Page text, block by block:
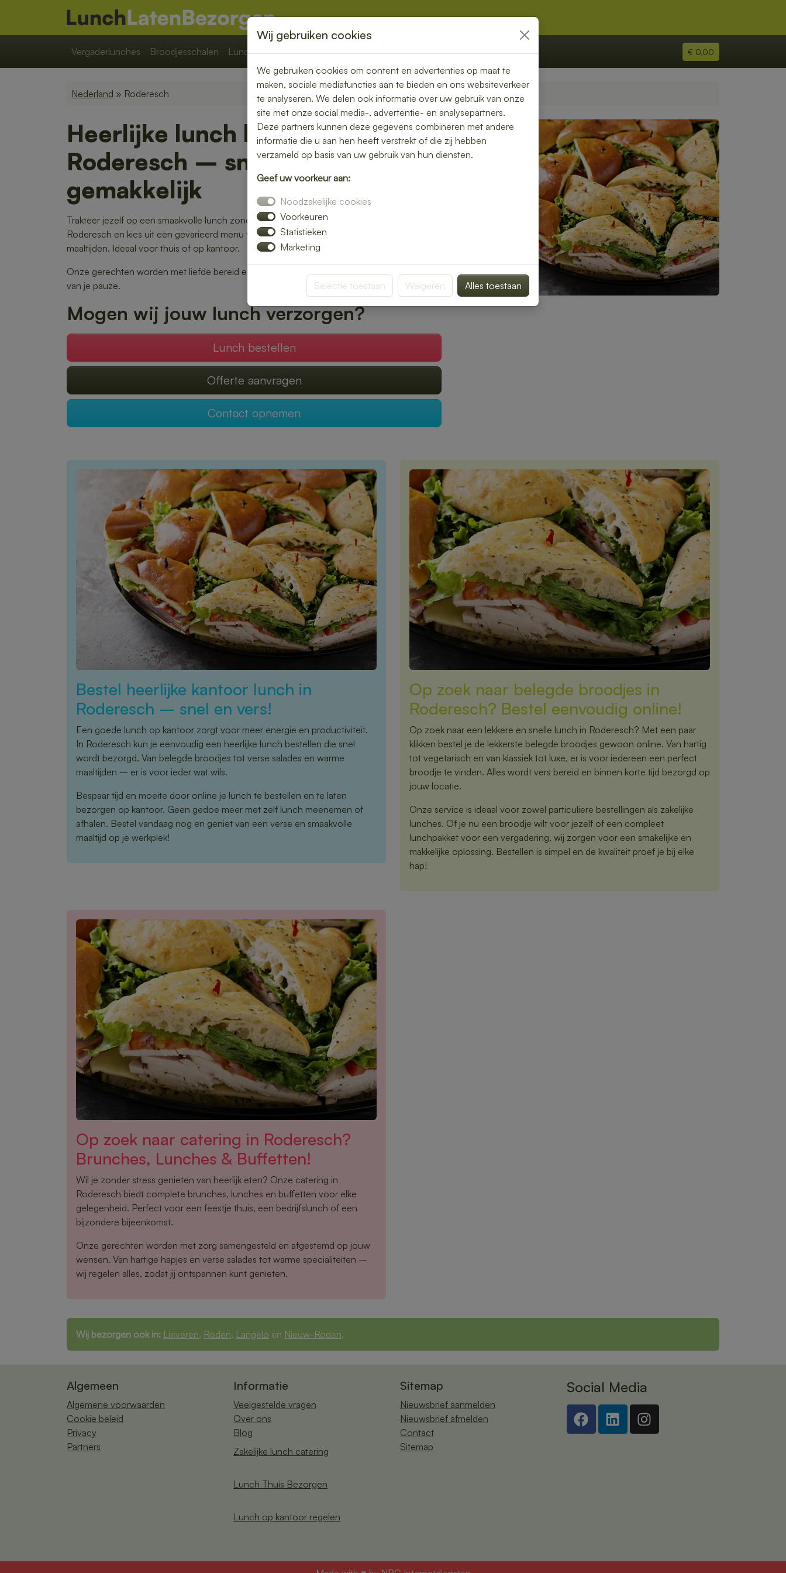
Vergaderlunches Broodjesschalen Lunchpakketten Overige € 0,00
Nederland » Roderesch
Heerlijke lunch bezorgen in
Roderesch – snel, vers en
gemakkelijk
Trakteer jezelf op een smaakvolle lunch zonder moeite. Laat je lunch bezorgen in
Roderesch en kies uit een gevarieerd menu van verse broodjes, gezonde salades en warme
maaltijden. Ideaal voor thuis of op kantoor.
Onze gerechten worden met liefde bereid en snel geleverd, zodat jij optimaal kunt genieten
van je pauze.
Mogen wij jouw lunch verzorgen?
Lunch bestellen
Offerte aanvragen
Contact opnemen
Bestel heerlijke kantoor lunch in
Roderesch – snel en vers!
Een goede lunch op kantoor zorgt voor meer energie en productiviteit.
In Roderesch kun je eenvoudig een heerlijke lunch bestellen die snel
wordt bezorgd. Van belegde broodjes tot verse salades en warme
maaltijden – er is voor ieder wat wils.
Bespaar tijd en moeite door online je lunch te bestellen en te laten
bezorgen op kantoor. Geen gedoe meer met zelf lunch meenemen of
afhalen. Bestel vandaag nog en geniet van een verse en smaakvolle
maaltijd op je werkplek!
Op zoek naar belegde broodjes in
Roderesch? Bestel eenvoudig online!
Op zoek naar een lekkere en snelle lunch in Roderesch? Met een paar
klikken bestel je de lekkerste belegde broodjes gewoon online. Van hartig
tot vegetarisch en van klassiek tot luxe, er is voor iedereen een perfect
broodje te vinden. Alles wordt vers bereid en binnen korte tijd bezorgd op
jouw locatie.
Onze service is ideaal voor zowel particuliere bestellingen als zakelijke
lunches. Of je nu een broodje wilt voor jezelf of een compleet
lunchpakket voor een vergadering, wij zorgen voor een smakelijke en
makkelijke oplossing. Bestellen is simpel en de kwaliteit proef je bij elke
hap!
Op zoek naar catering in Roderesch?
Brunches, Lunches & Buffetten!
Wil je zonder stress genieten van heerlijk eten? Onze catering in
Roderesch biedt complete brunches, lunches en buffetten voor elke
gelegenheid. Perfect voor een feestje thuis, een bedrijfslunch of een
bijzondere bijeenkomst.
Onze gerechten worden met zorg samengesteld en afgestemd op jouw
wensen. Van hartige hapjes en verse salades tot warme specialiteiten –
wij regelen alles, zodat jij ontspannen kunt genieten.
Wij bezorgen ook in: Lieveren, Roden, Langelo en Nieuw-Roden.
Algemeen
Algemene voorwaarden
Cookie beleid
Privacy
Partners
Informatie
Veelgestelde vragen
Over ons
Blog
Zakelijke lunch catering
Lunch Thuis Bezorgen
Lunch op kantoor regelen
Sitemap
Nieuwsbrief aanmelden
Nieuwsbrief afmelden
Contact
Sitemap
Social Media
Wij gebruiken cookies
We gebruiken cookies om content en advertenties op maat te
maken, sociale mediafuncties aan te bieden en ons websiteverkeer
te analyseren. We delen ook informatie over uw gebruik van onze
site met onze social media-, advertentie- en analysepartners.
Deze partners kunnen deze gegevens combineren met andere
informatie die u aan hen heeft verstrekt of die zij hebben
verzameld op basis van uw gebruik van hun diensten.
Geef uw voorkeur aan:
Noodzakelijke cookies
Voorkeuren
Statistieken
Marketing
Selectie toestaan Weigeren Alles toestaan